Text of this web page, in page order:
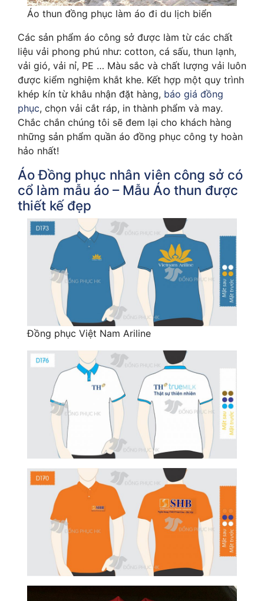
Áo thun đồng phục làm áo đi du lịch biển
Các sản phẩm áo công sở được làm từ các chất
liệu vải phong phú như: cotton, cá sấu, thun lạnh,
vải gió, vải nỉ, PE … Màu sắc và chất lượng vải luôn
được kiểm nghiệm khắt khe. Kết hợp một quy trình
khép kín từ khâu nhận đặt hàng, báo giá đồng
phục, chọn vải cắt ráp, in thành phẩm và may.
Chắc chắn chúng tôi sẽ đem lại cho khách hàng
những sản phẩm quần áo đồng phục công ty hoàn
hảo nhất!
Áo Đồng phục nhân viên công sở có
cổ làm mẫu áo – Mẫu Áo thun được
thiết kế đẹp
Đồng phục Việt Nam Ariline